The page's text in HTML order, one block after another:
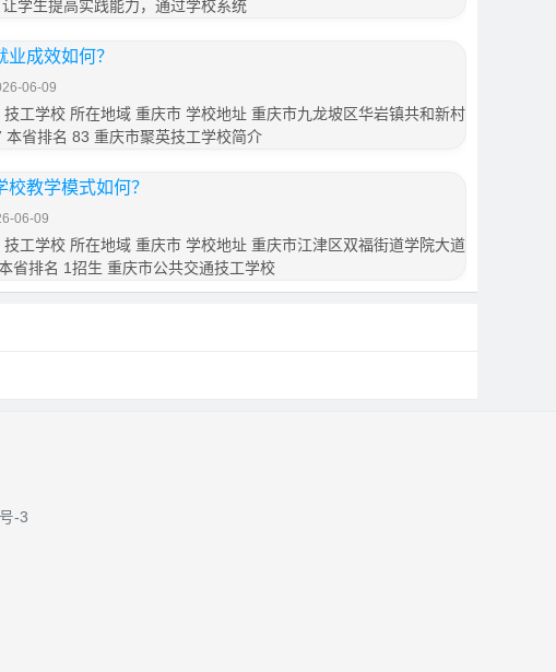
学生提高实践能力，通过学校系统
成效如何？
06-09
工学校 所在地域 重庆市 学校地址 重庆市九龙坡区华岩镇共和新村
省排名 83 重庆市聚英技工学校简介
教学模式如何？
06-09
工学校 所在地域 重庆市 学校地址 重庆市江津区双福街道学院大道
省排名 1招生 重庆市公共交通技工学校
-3